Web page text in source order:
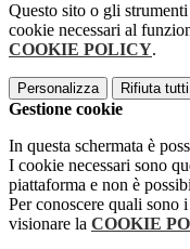
Questo sito o gli
cookie necessari al
COOKIE POLICY.
Personalizza Rifiuta tutti
Gestione cookie
In questa schermata è
I cookie necessari sono
piattaforma e non è
Per conoscere quali sono
visionare la COOKIE